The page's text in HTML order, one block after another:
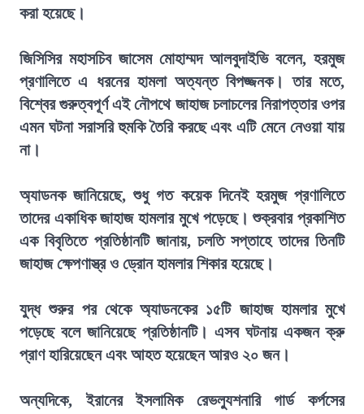
করা হয়েছে।
জিসিসির মহাসচিব জাসেম মোহাম্মদ আলবুদাইভি বলেন, হরমুজ
প্রণালিতে এ ধরনের হামলা অত্যন্ত বিপজ্জনক। তার মতে,
বিশ্বের গুরুত্বপূর্ণ এই নৌপথে জাহাজ চলাচলের নিরাপত্তার ওপর
এমন ঘটনা সরাসরি হুমকি তৈরি করছে এবং এটি মেনে নেওয়া যায়
না।
অ্যাডনক জানিয়েছে, শুধু গত কয়েক দিনেই হরমুজ প্রণালিতে
তাদের একাধিক জাহাজ হামলার মুখে পড়েছে। শুক্রবার প্রকাশিত
এক বিবৃতিতে প্রতিষ্ঠানটি জানায়, চলতি সপ্তাহে তাদের তিনটি
জাহাজ ক্ষেপণাস্ত্র ও ড্রোন হামলার শিকার হয়েছে।
যুদ্ধ শুরুর পর থেকে অ্যাডনকের ১৫টি জাহাজ হামলার মুখে
পড়েছে বলে জানিয়েছে প্রতিষ্ঠানটি। এসব ঘটনায় একজন ক্রু
প্রাণ হারিয়েছেন এবং আহত হয়েছেন আরও ২০ জন।
অন্যদিকে, ইরানের ইসলামিক রেভল্যুশনারি গার্ড কর্পসের